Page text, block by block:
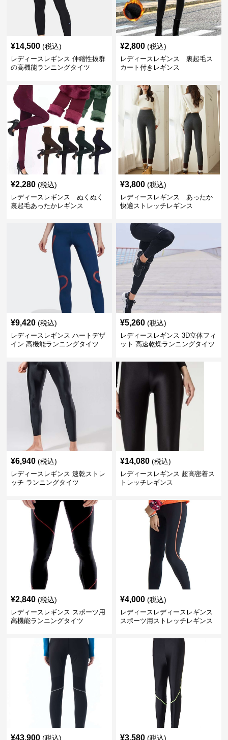
¥14,500 (税込)
レディースレギンス 伸縮性抜群
の高機能ランニングタイツ
¥2,800 (税込)
レディースレギンス 裏起毛ス
カート付きレギンス
¥2,280 (税込)
レディースレギンス ぬくぬく
裏起毛あったかレギンス
¥3,800 (税込)
レディースレギンス あったか
快適ストレッチレギンス
¥9,420 (税込)
レディースレギンス ハートデザ
イン 高機能ランニングタイツ
¥5,260 (税込)
レディースレギンス 3D立体フィ
ット 高速乾燥ランニングタイツ
¥6,940 (税込)
レディースレギンス 速乾ストレ
ッチ ランニングタイツ
¥14,080 (税込)
レディースレギンス 超高密着ス
トレッチレギンス
¥2,840 (税込)
レディースレギンス スポーツ用
高機能ランニングタイツ
¥4,000 (税込)
レディースレディースレギンス
スポーツ用ストレッチレギンス
¥43,900 (税込) ¥3,580 (税込)